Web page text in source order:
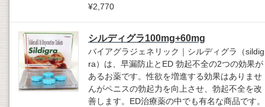
¥2,770
シルディグラ100mg+60mg
バイアグラジェネリック｜シルディグラ（sildig
ra）は、早漏防止とED 勃起不全の2つの効果が
あるお薬です。性欲を増進する効果はありませ
んがペニスの勃起力を向上させ、勃起不全を改
善します。ED治療薬の中でも有名な商品です。